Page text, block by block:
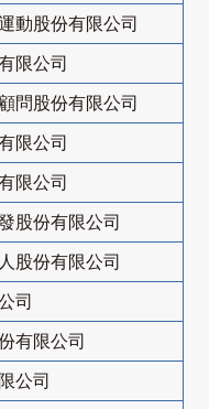
動股份有限公司
限公司
問股份有限公司
限公司
限公司
股份有限公司
股份有限公司
司
有限公司
公司